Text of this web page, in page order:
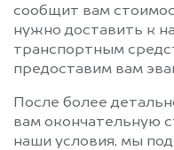
сообщит вам
нужно доставить к
транспортным
предоставим вам
После более
вам окончательную
наши условия, мы